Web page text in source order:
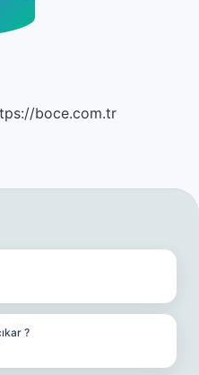
boce.com.tr
?